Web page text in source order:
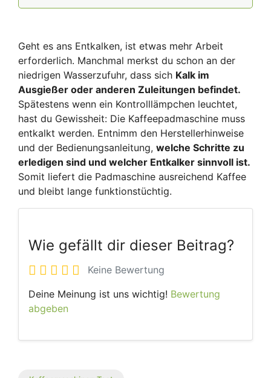
Geht es ans Entkalken, ist etwas mehr Arbeit
erforderlich. Manchmal merkst du schon an der
niedrigen Wasserzufuhr, dass sich Kalk im
Ausgießer oder anderen Zuleitungen befindet.
Spätestens wenn ein Kontrolllämpchen leuchtet,
hast du Gewissheit: Die Kaffeepadmaschine muss
entkalkt werden. Entnimm den Herstellerhinweise
und der Bedienungsanleitung, welche Schritte zu
erledigen sind und welcher Entkalker sinnvoll ist.
Somit liefert die Padmaschine ausreichend Kaffee
und bleibt lange funktionstüchtig.
Wie gefällt dir dieser Beitrag?
Keine Bewertung
Deine Meinung ist uns wichtig! Bewertung
abgeben